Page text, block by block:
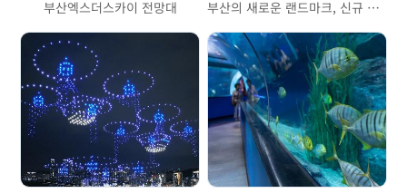
부산엑스더스카이 전망대 부산의 새로운 랜드마크, 신규 여행지 천마산 복합전망대